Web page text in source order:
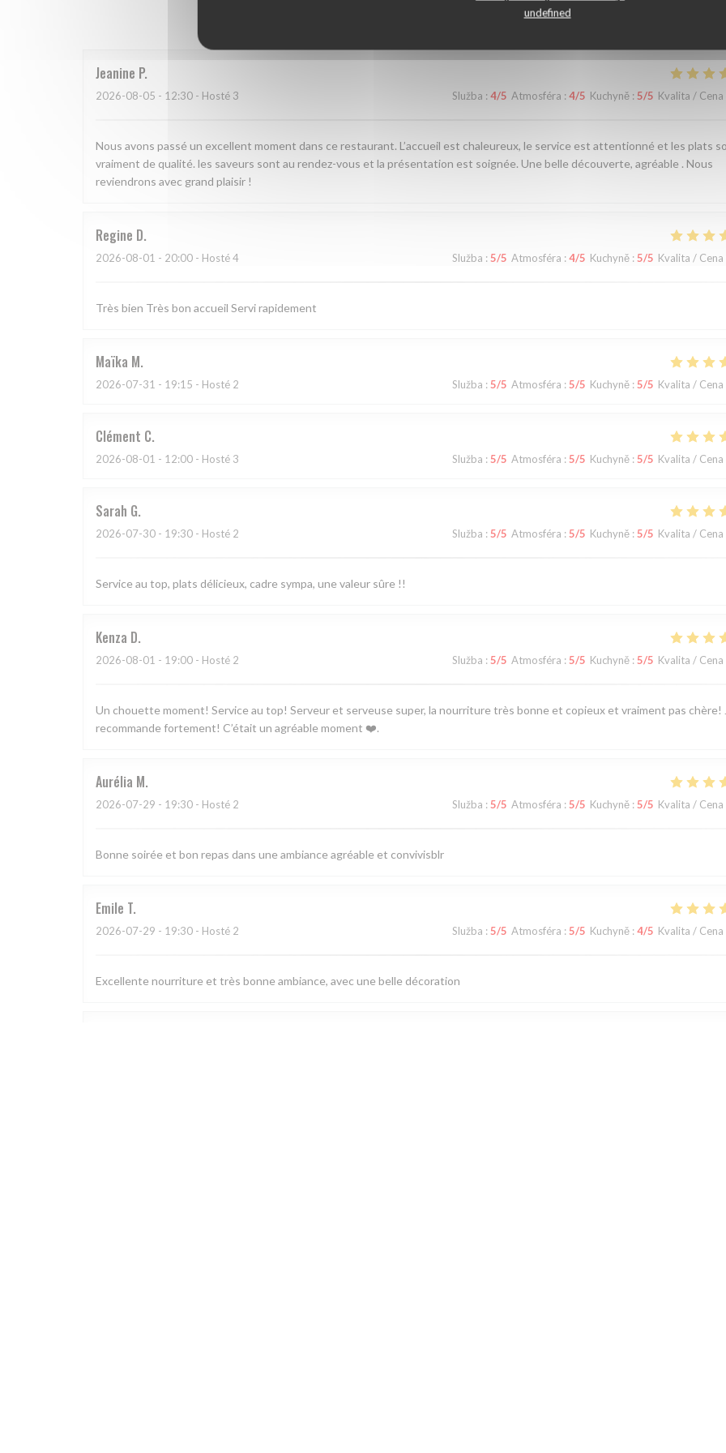
undefined
Jeanine P
2026-08-05 - 12:30 - Hosté 3 Služba : 4/5 Atmosféra : 4/5 Kuchyně : 5/5 Kvalita / Cena
Nous avons passé un excellent moment dans ce restaurant. L’accueil est chaleureux, le service est attentionné et les plats
vraiment de qualité. les saveurs sont au rendez-vous et la présentation est soignée. Une belle découverte, agréable . Nous
reviendrons avec grand plaisir !
Regine D
2026-08-01 - 20:00 - Hosté 4 Služba :5/5 Atmosféra : 4/5 Kuchyně : 5/5 Kvalita / Cena
Très bien Très bon accueil Servi rapidement
Maïka M
2026-07-31 - 19:15 - Hosté 2 Služba : 5/5 Atmosféra : 5/5 Kuchyně : 5/5 Kvalita / Cena
Clément C
2026-08-01 - 12:00 - Hosté 3 Služba : 5/5 Atmosféra : 5/5 Kuchyně : 5/5 Kvalita / Cena
Sarah G
2026-07-30 - 19:30 - Hosté 2 Služba : 5/5 Atmosféra : 5/5 Kuchyně : 5/5 Kvalita / Cena
Service au top, plats délicieux, cadre sympa, une valeur sûre !!
Kenza D
2026-08-01 - 19:00 - Hosté 2 Služba : 5/5 Atmosféra : 5/5 Kuchyně : 5/5 Kvalita / Cena
Un chouette moment! Service au top! Serveur et serveuse super, la nourriture très bonne et copieux et vraiment pas chère!
recommande fortement! C’était un agréable moment ❤️.
Aurélia M
2026-07-29 - 19:30 - Hosté 2 Služba : 5/5 Atmosféra : 5/5 Kuchyně : 5/5 Kvalita / Cena
Bonne soirée et bon repas dans une ambiance agréable et convivisblr
Emile T
2026-07-29 - 19:30 - Hosté 2 Služba : 5/5 Atmosféra : 5/5 Kuchyně : 4/5 Kvalita / Cena
Excellente nourriture et très bonne ambiance, avec une belle décoration